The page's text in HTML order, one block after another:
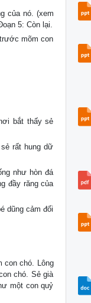
của nó. (xem
5: Còn lại.
mõm con
bắt thấy sẻ
rất hung dữ
như hòn đá
đầy răng của
dũng cảm đối
con chó. Lông
chó. Sẻ già
một con quỷ